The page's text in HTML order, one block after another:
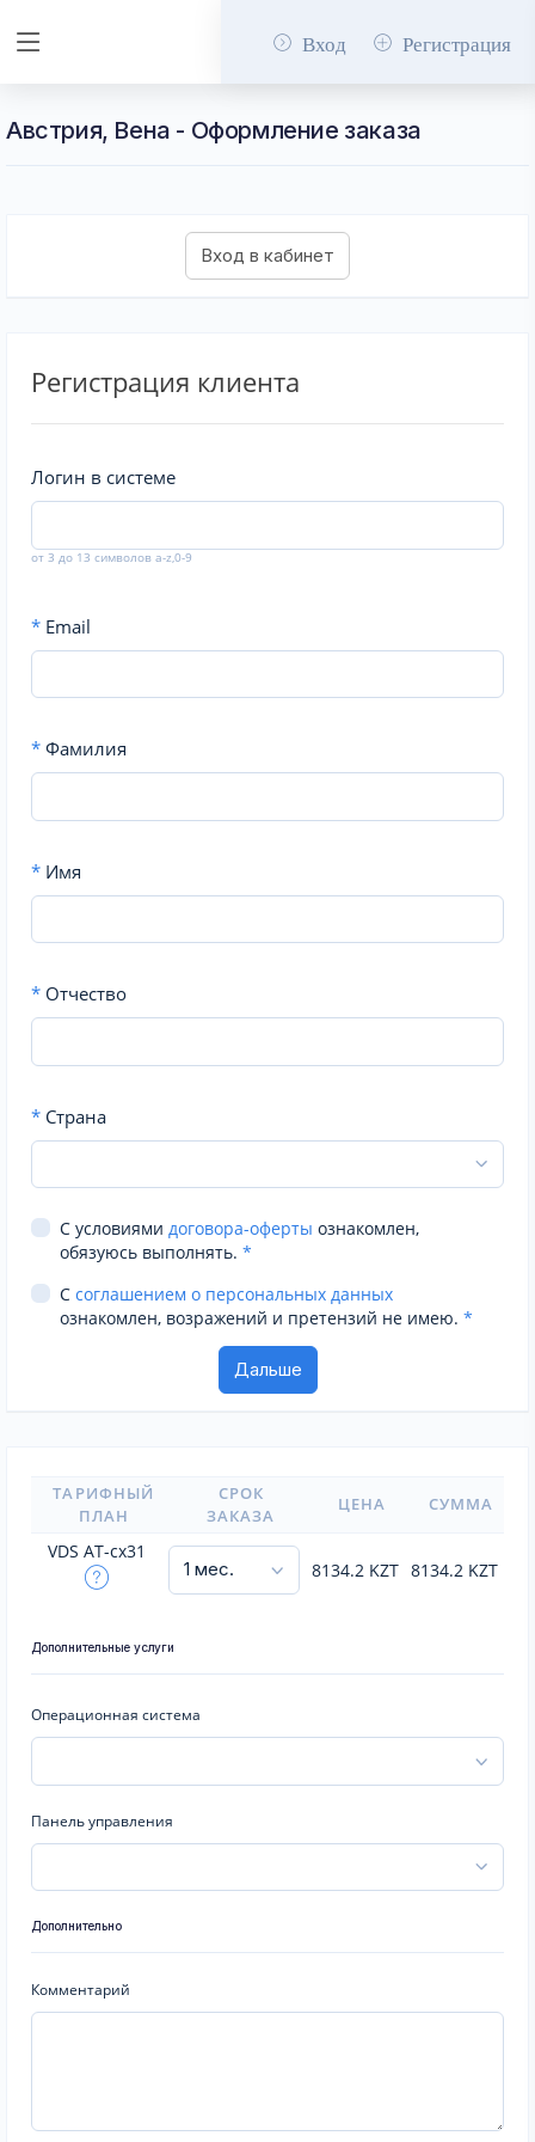
Вход Регистрация
Австрия, Вена - Оформление заказа
Регистрация клиента
Логин в системе
от 3 до 13 символов a-z,0-9
* Email
* Фамилия
* Имя
* Отчество
* Страна
С условиями договора-оферты ознакомлен,
обязуюсь выполнять. *
С соглашением о персональных данных
ознакомлен, возражений и претензий не имею. *
ТАРИФНЫЙ
ПЛАН
СРОК
ЗАКАЗА
ЦЕНА СУММА
VDS AT-cx31
8134.2 KZT 8134.2 KZT
Дополнительные услуги
Операционная система
Панель управления
Дополнительно
Комментарий